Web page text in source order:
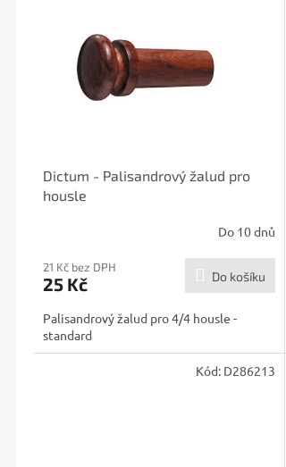
Dictum - Palisandrový žalud pro
housle
Do 10 dnů
21 Kč bez DPH
25 Kč Do košíku
Palisandrový žalud pro 4/4 housle -
standard
Kód: D286213